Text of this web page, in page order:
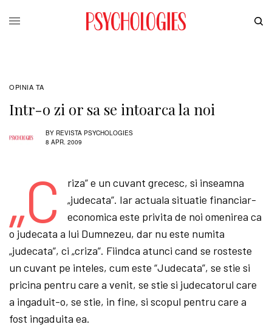
OPINIA TA
Intr-o zi or sa se intoarca la noi
BY REVISTA PSYCHOLOGIES
8 APR. 2009
„C
riza” e un cuvant grecesc, si inseamna
„judecata”. Iar actuala situatie financiar-
economica este privita de noi omenirea ca
o judecata a lui Dumnezeu, dar nu este numita
„judecata”, ci „criza”. Fiindca atunci cand se rosteste
un cuvant pe inteles, cum este “Judecata”, se stie si
pricina pentru care a venit, se stie si judecatorul care
a ingaduit-o, se stie, in fine, si scopul pentru care a
fost ingaduita ea.